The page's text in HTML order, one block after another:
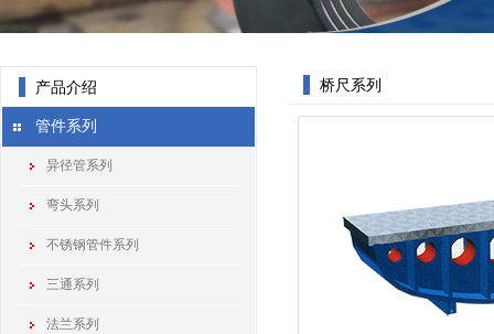
产品介绍
管件系列
异径管系列
弯头系列
不锈钢管件系列
三通系列
法兰系列
桥尺系列